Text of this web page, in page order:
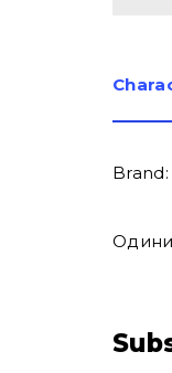
Brand: